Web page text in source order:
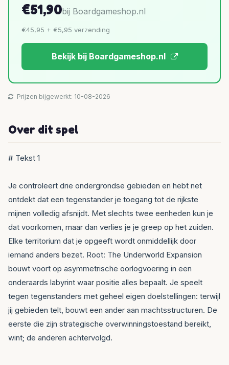
€51,90bij Boardgameshop.nl
€45,95 + €5,95 verzending
Bekijk bij Boardgameshop.nl
Prijzen bijgewerkt: 10-08-2026
Over dit spel
# Tekst 1
Je controleert drie ondergrondse gebieden en hebt net
ontdekt dat een tegenstander je toegang tot de rijkste
mijnen volledig afsnijdt. Met slechts twee eenheden kun je
dat voorkomen, maar dan verlies je je greep op het zuiden.
Elke territorium dat je opgeeft wordt onmiddellijk door
iemand anders bezet. Root: The Underworld Expansion
bouwt voort op asymmetrische oorlogvoering in een
onderaards labyrint waar positie alles bepaalt. Je speelt
tegen tegenstanders met geheel eigen doelstellingen: terwijl
jij gebieden telt, bouwt een ander aan machtsstructuren. De
eerste die zijn strategische overwinningstoestand bereikt,
wint; de anderen achtervolgd.